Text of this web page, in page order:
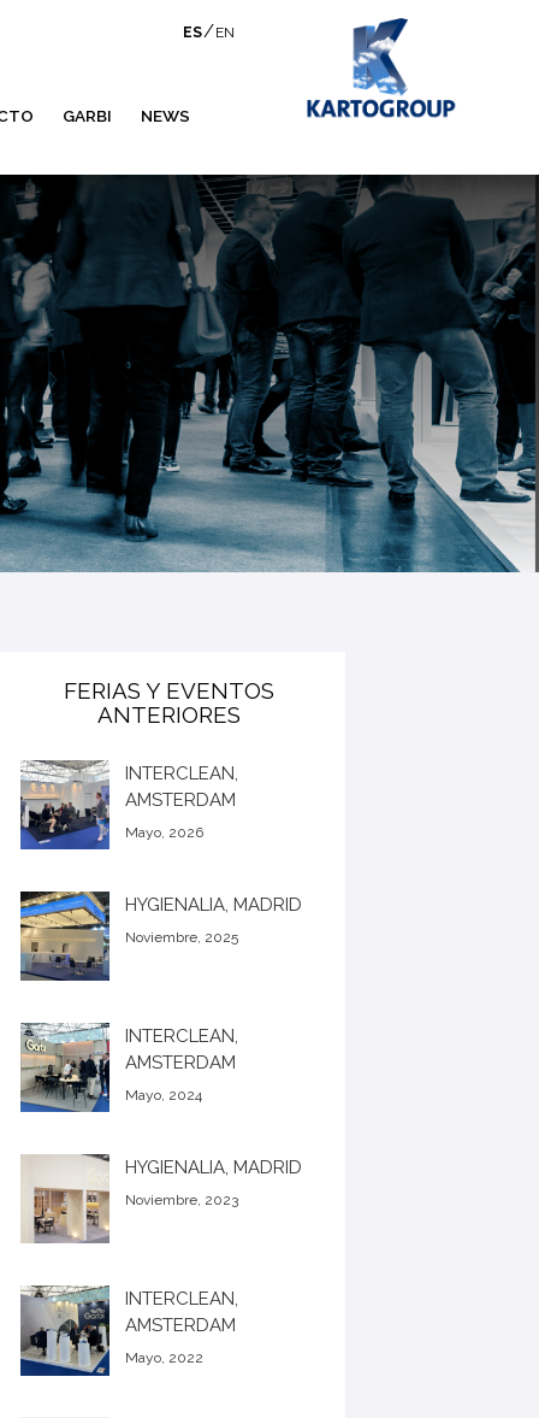
ES/EN
GARBI NEWS
FERIAS Y EVENTOS
ANTERIORES
INTERCLEAN,
AMSTERDAM
Mayo, 2026
HYGIENALIA, MADRID
Noviembre, 2025
INTERCLEAN,
AMSTERDAM
Mayo, 2024
HYGIENALIA, MADRID
Noviembre, 2023
INTERCLEAN,
AMSTERDAM
Mayo, 2022